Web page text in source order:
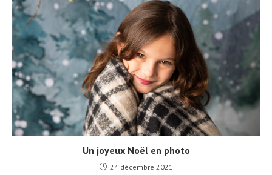
Un joyeux Noël en photo
24 décembre 2021